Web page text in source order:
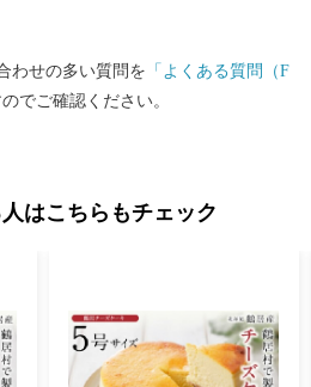
わせの多い質問を 「よくある質問（F
でご確認ください。
はこちらもチェック